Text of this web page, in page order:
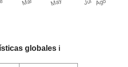
globales ℹ️